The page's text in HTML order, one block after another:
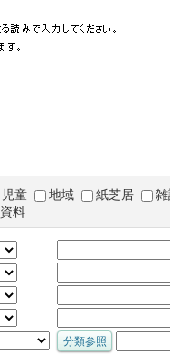
児童 地域 紙芝居
料